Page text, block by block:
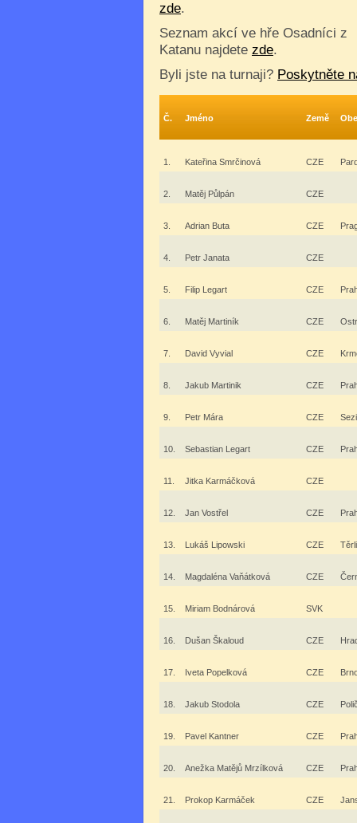
zde.
Seznam akcí ve hře Osadníci z
Katanu najdete zde.
Byli jste na turnaji? Poskytněte
Č. Jméno Země
1. Kateřina Smrčinová CZE
2. Matěj Půlpán CZE
3. Adrian Buta CZE
4. Petr Janata CZE
5. Filip Legart CZE
6. Matěj Martiník CZE
7. David Vyvial CZE
8. Jakub Martinik CZE
9. Petr Mára CZE
10. Sebastian Legart CZE
11. Jitka Karmáčková CZE
12. Jan Vostřel CZE
13. Lukáš Lipowski CZE
14. Magdaléna Vaňátková CZE
15. Miriam Bodnárová SVK
16. Dušan Škaloud CZE
17. Iveta Popelková CZE
18. Jakub Stodola CZE
19. Pavel Kantner CZE
20. Anežka Matějů Mrzílková CZE
21. Prokop Karmáček CZE